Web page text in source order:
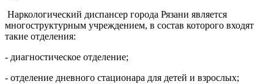
Наркологический диспансер города Рязани является
многоструктурным учреждением, в состав которого входят
такие отделения:
- диагностическое отделение;
- отделение дневного стационара для детей и взрослых;